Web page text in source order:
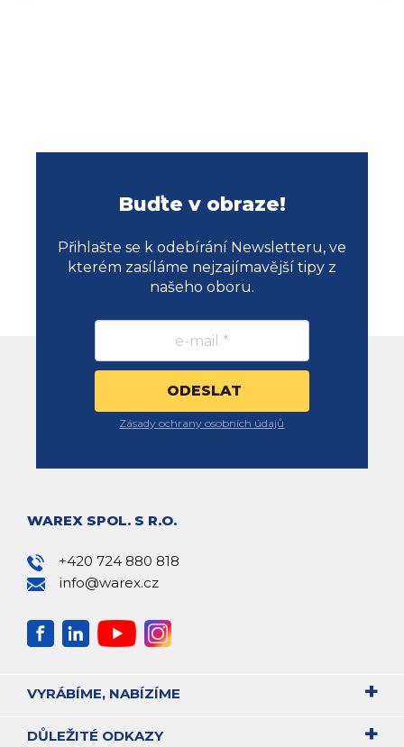
Buďte v obraze!
Přihlašte se k odebírání Newsletteru, ve
kterém zasíláme nejzajímavější tipy z
našeho oboru.
Zásady ochrany osobních údajů
WAREX SPOL. S R.O.
+420 724 880 818
info@warex.cz
VYRÁBÍME, NABÍZÍME
DŮLEŽITÉ ODKAZY